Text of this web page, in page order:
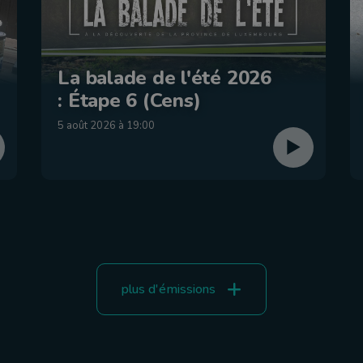
La balade de l'été 2026
: Étape 6 (Cens)
5 août 2026 à 19:00
plus d'émissions